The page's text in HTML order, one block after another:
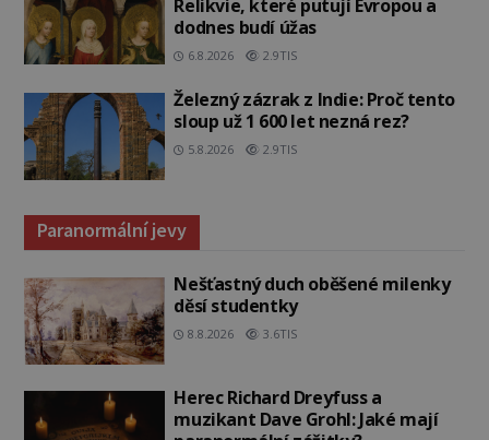
Relikvie, které putují Evropou a
dodnes budí úžas
6.8.2026 2.9TIS
Železný zázrak z Indie: Proč tento
sloup už 1 600 let nezná rez?
5.8.2026 2.9TIS
Paranormální jevy
Nešťastný duch oběšené milenky
děsí studentky
8.8.2026 3.6TIS
Herec Richard Dreyfuss a
muzikant Dave Grohl: Jaké mají